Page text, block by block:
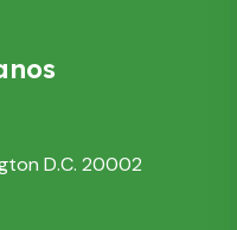
D.C. 20002